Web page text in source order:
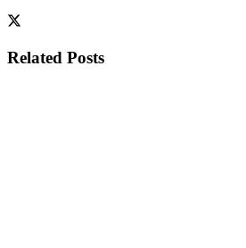
Related Posts